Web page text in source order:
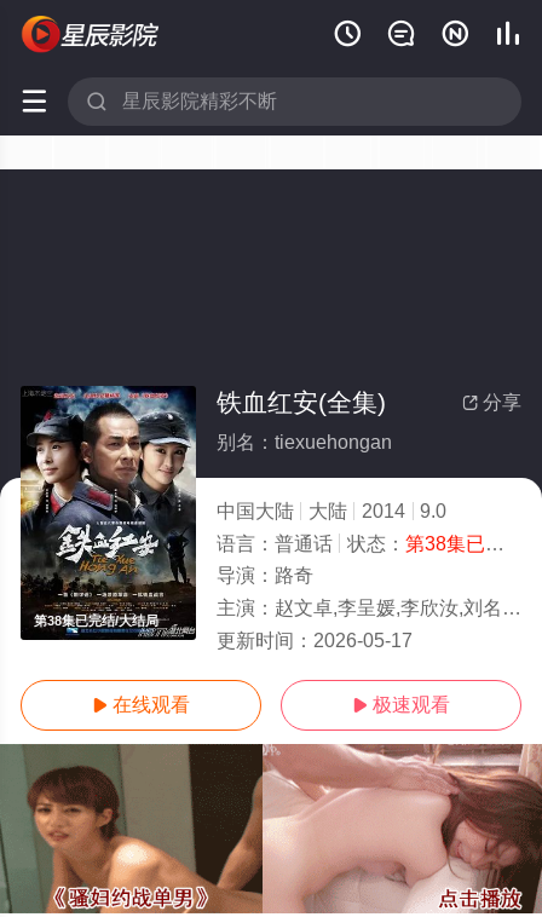
   
 
第38集已完结/大结局
 分享
铁血红安(全集)
别名：tiexuehongan
中国大陆 大陆 2014
9.0
语言： 普通话 状态： 第38集已完结
导演： 路奇
主演： 赵文卓,李呈媛,李欣汝,刘名洋,周航,
更新时间： 2026-05-17
 在线观看  极速观看